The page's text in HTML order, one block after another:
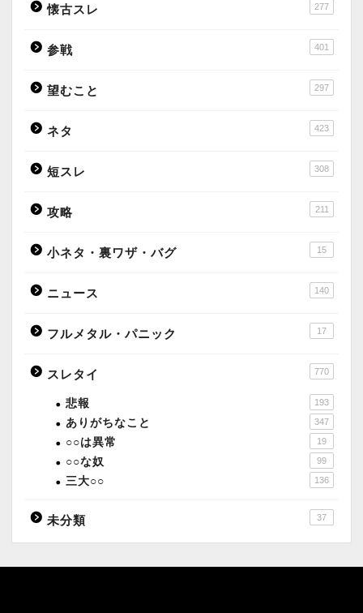
懐古スレ 277
参戦 401
望むこと 297
ネタ 423
短スレ 308
攻略 211
小ネタ・裏ワザ・バグ 15
ニュース 140
フルメタル・パニック 17
スレタイ 770
悲報 193
ありがちなこと 347
○○は異常 19
○○な奴 99
三大○○ 136
未分類 37